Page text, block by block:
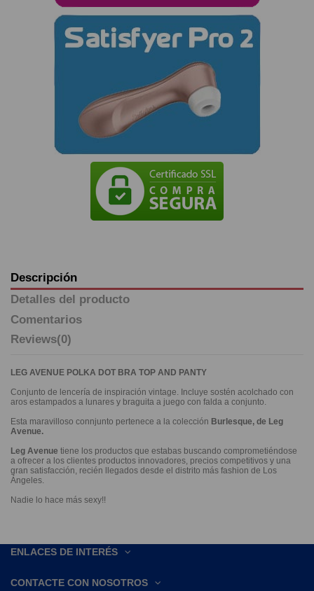
Descripción
Detalles del producto
Comentarios
Reviews(0)
LEG AVENUE POLKA DOT BRA TOP AND PANTY
Conjunto de lencería de inspiración vintage. Incluye sostén acolchado con
aros estampados a lunares y braguita a juego con falda a conjunto.
Esta maravilloso connjunto pertenece a la colección Burlesque, de Leg
Avenue.
Leg Avenue tiene los productos que estabas buscando comprometiéndose
a ofrecer a los clientes productos innovadores, precios competitivos y una
gran satisfacción, recién llegados desde el distrito más fashion de Los
Ángeles.
Nadie lo hace más sexy!!
ENLACES DE INTERÉS
CONTACTE CON NOSOTROS